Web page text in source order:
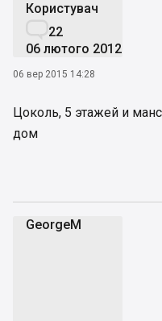
Користувач
22
06 лютого 2012
06 вер 2015 14:28
Цоколь, 5 этажей и
дом
GeorgeM